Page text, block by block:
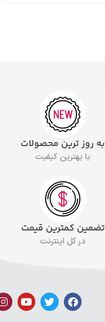
به روز ترین محصولات
با بهترین کیفیت
تضمین کمترین قیمت
در کل اینترنت